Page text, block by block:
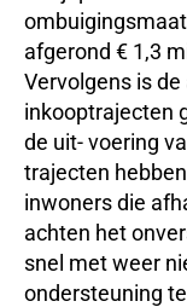
afgerond € 1,3
Vervolgens is
inkooptrajecten
de uit- voering
trajecten
inwoners die
achten het
snel met weer
ondersteuning